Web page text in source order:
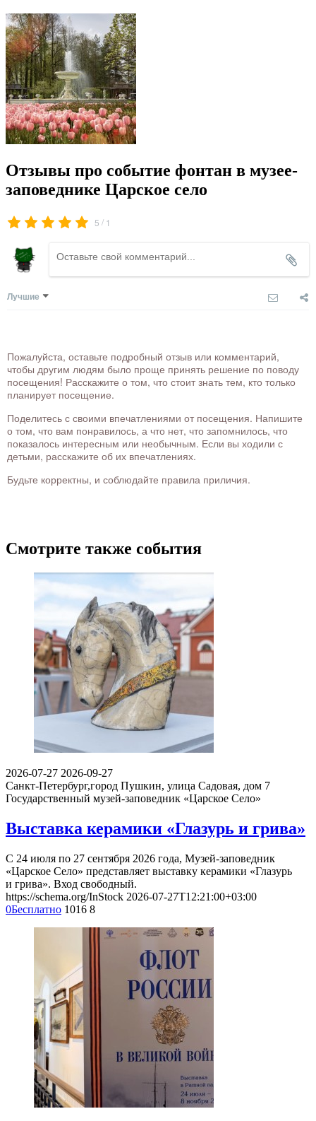
Отзывы про событие фонтан в музее-
заповеднике Царское село
5 / 1
Лучшие
Пожалуйста, оставьте подробный отзыв или комментарий,
чтобы другим людям было проще принять решение по поводу
посещения! Расскажите о том, что стоит знать тем, кто только
планирует посещение.
Поделитесь с своими впечатлениями от посещения. Напишите
о том, что вам понравилось, а что нет, что запомнилось, что
показалось интересным или необычным. Если вы ходили с
детьми, расскажите об их впечатлениях.
Будьте корректны, и соблюдайте правила приличия.
Смотрите также события
2026-07-27 2026-09-27
Санкт-Петербург,город Пушкин, улица Садовая, дом 7
Государственный музей-заповедник «Царское Село»
Выставка керамики «Глазурь и грива»
С 24 июля по 27 сентября 2026 года, Музей-заповедник
«Царское Село» представляет выставку керамики «Глазурь
и грива». Вход свободный.
https://schema.org/InStock 2026-07-27T12:21:00+03:00
0Бесплатно 1016 8